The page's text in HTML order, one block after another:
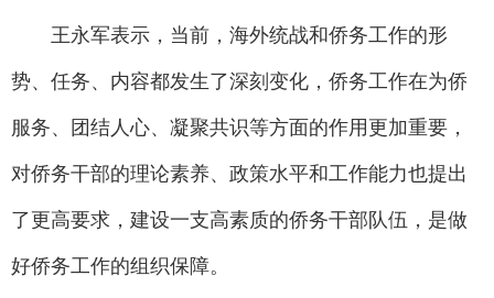
王永军表示，当前，海外统战和侨务工作的形
势、任务、内容都发生了深刻变化，侨务工作在为侨
服务、团结人心、凝聚共识等方面的作用更加重要，
对侨务干部的理论素养、政策水平和工作能力也提出
了更高要求，建设一支高素质的侨务干部队伍，是做
好侨务工作的组织保障。